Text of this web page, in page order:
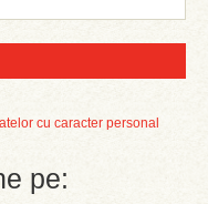
cu caracter personal
pe: